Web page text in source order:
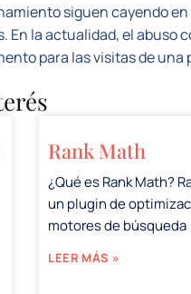
siguen cayendo
En la actualidad, el abuso
para las visitas de una
Rank Math
¿Qué es Rank Math?
un plugin de
motores de búsqueda
LEER MÁS »